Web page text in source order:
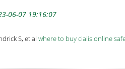
06-07 19:16:07
S, et al where to buy cialis online